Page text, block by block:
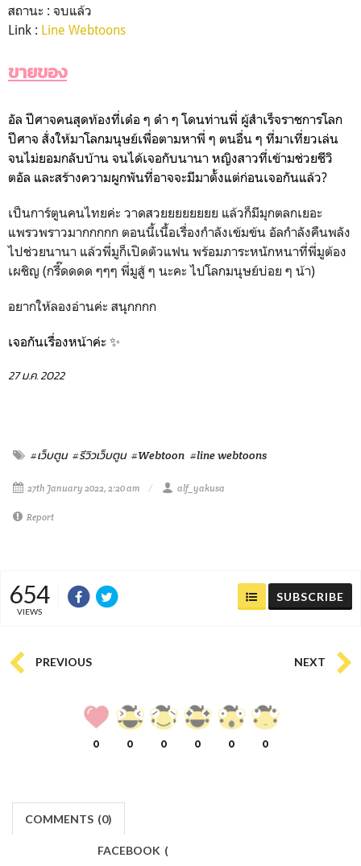
สถานะ : จบแล้ว
Link : Line Webtoons
ขายของ
อัล ปีศาจคนสุดท้องที่เด๋อ ๆ ด๋า ๆ โดนท่านพี่ ผู้สำเร็จราชการโลก
ปีศาจ สั่งให้มาโลกมนุษย์เพื่อตามหาพี่ ๆ ตนอื่น ๆ ที่มาเที่ยวเล่น
จนไม่ยอมกลับบ้าน จนได้เจอกับนานา หญิงสาวที่เข้ามช่วยชีวิ
ตอัล และสร้างความผูกพันที่อาจจะมีมาตั้งแต่ก่อนเจอกันแล้ว?
เป็นการ์ตูนคนไทยค่ะ วาดสวยยยยยยยย แล้วก็มีมุกตลกเยอะ
แพรวพราวมากกกกก ตอนนี้เนื้อเรื่องกำลังเข้มข้น อัลกำลังคืนพลัง
ไปช่วยนานา แล้วพี่มูก็เปิดตัวแฟน พร้อมภาระหนักหนาที่พี่มูต้อง
เผชิญ (กรี๊ดดดด ๆๆๆ พี่มูสู้ ๆ นะคะ ไปโลกมนุษย์บ่อย ๆ น้า)
อยากให้ลองอ่านค่ะ สนุกกกก
เจอกันเรื่องหน้าค่ะ ✨
27 ม.ค. 2022
#เว็บตูน #รีวิวเว็บตูน #Webtoon #line webtoons
27th January 2022, 2:20 am alf_yakusa
Report
654
VIEWS
SUBSCRIBE
PREVIOUS NEXT
0 0 0 0 0 0
COMMENTS (0)
FACEBOOK (